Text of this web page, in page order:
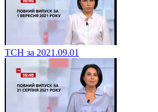
ТСН за 2021.09.01